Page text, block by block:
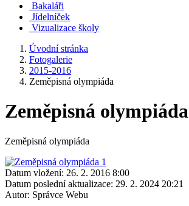
Bakaláři
Jídelníček
Vizualizace školy
Úvodní stránka
Fotogalerie
2015-2016
Zeměpisná olympiáda
Zeměpisná olympiáda
Zeměpisná olympiáda
Datum vložení: 26. 2. 2016 8:00
Datum poslední aktualizace: 29. 2. 2024 20:21
Autor: Správce Webu